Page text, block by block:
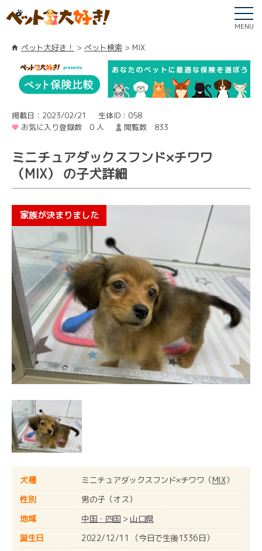
MENU
ペット大好き！ ペット検索 MIX
掲載日：2023/02/21
生体ID：058
お気に入り登録数 0 人
閲覧数 833
ミニチュアダックスフンド×チワワ
（MIX） の子犬詳細
犬種 ミニチュアダックスフンド×チワワ（MIX）
性別
男の子（オス）
地域
中国・四国 > 山口県
誕生日
2022/12/11 （今日で生後1336日）